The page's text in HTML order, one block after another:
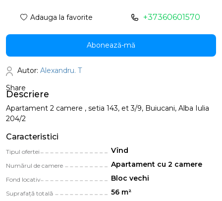
Descriere
Apartament 2 camere , setia 143, et 3/9, Buiucani, Alba Iulia
204/2
Caracteristici
Tipul ofertei Vînd
Numărul de camere Apartament cu 2 camere
Fond locativ Bloc vechi
Suprafață totală 56 m²
Adauga la favorite +37360601570
Abonează-mă
Autor: Alexandru. T
Share